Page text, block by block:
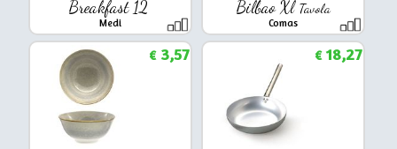
Breakfast 12
Medi
Bilbao Xl Tavola
Comas
€3,57 €18,27